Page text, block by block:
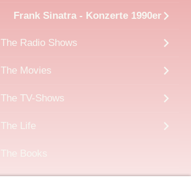
Frank Sinatra - Konzerte 1990er
The Radio Shows
The Movies
The TV-Shows
The Life
The Books